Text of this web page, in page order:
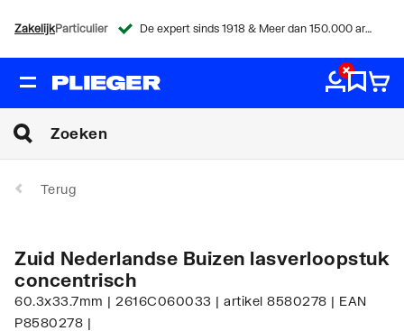
ZakelijkParticulier De expert sinds 1918 & Meer dan 150.000 artikelen
Terug
Zuid Nederlandse Buizen lasverloopstuk
concentrisch
60.3x33.7mm | 2616C060033 | artikel 8580278 | EAN
P8580278 |